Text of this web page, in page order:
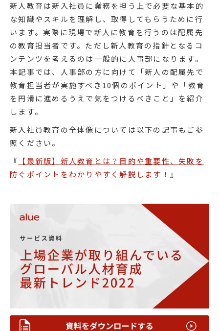
新人教育は新入社員に業務を担う上で必要な基本的
な知識やスキルを理解し、取得してもらうために行
います。実際に現場で新人に教育を行うのは配属先
の教育担当者です。ただし新人教育の指針となるコ
ンテンツを考えるのは一般的に人事部になります。
本記事では、人事部の方に向けて「新人の配属先で
教育担当者が実施すべき10個のポイント」や「教育
を円滑に進めるうえで気をつけるべきこと」を紹介
します。
新入社員教育の全体像については以下の記事もご参
照ください。
『 【最新版】新人教育とは？目的や重要性、失敗を
防ぐポイントをわかりやすく解説します！ 』